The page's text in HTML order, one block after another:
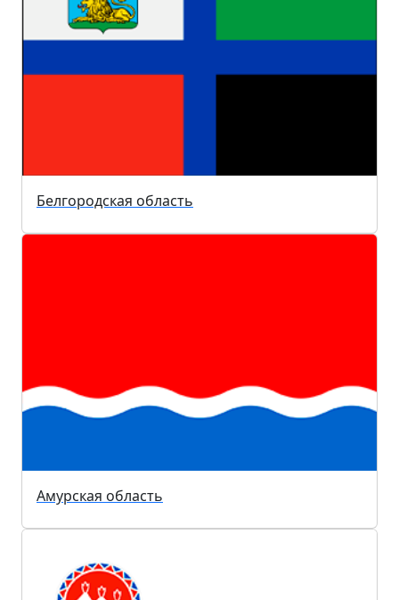
Белгородская область
Амурская область